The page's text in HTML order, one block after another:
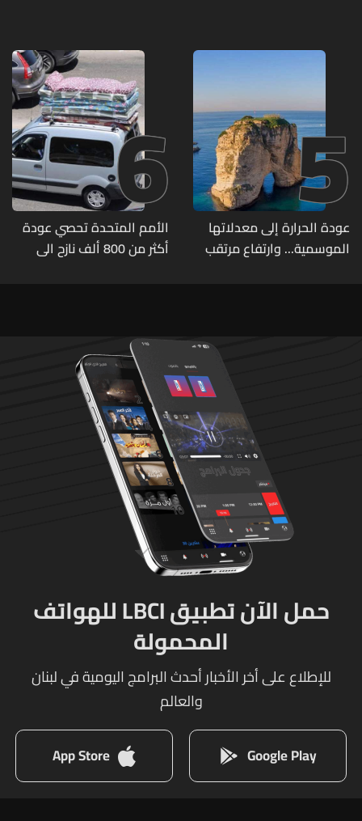
مزروعة بالماريجوانا
5
عودة الحرارة إلى معدلاتها
الموسمية... وارتفاع مرتقب
6
الأمم المتحدة تحصي عودة
أكثر من 800 ألف نازح الى
حمل الآن تطبيق LBCI للهواتف
المحمولة
للإطلاع على أخر الأخبار أحدث البرامج اليومية في لبنان
والعالم
Google Play
App Store